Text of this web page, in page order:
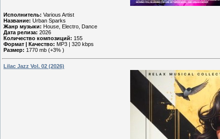
Исполнитель: Various Artist
Название: Urban Sparks
Жанр музыки: House, Electro, Dance
Дата релиза: 2026
Количество композиций: 155
Формат | Качество: MP3 | 320 kbps
Размер: 1770 mb (+3% )
Lilac Jazz Vol. 02 (2026)